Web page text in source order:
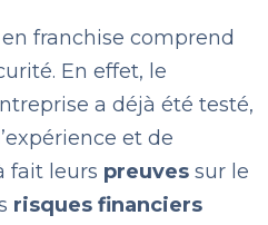
en franchise comprend
En effet, le
a déjà été testé,
et de
fait leurs preuves sur le
risques financiers